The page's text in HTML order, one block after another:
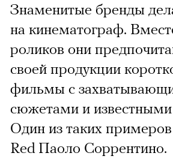
Знаменитые бренды
на кинематограф.
роликов они
своей продукции
фильмы с
сюжетами и
Один из таких
Red Паоло Соррентино.